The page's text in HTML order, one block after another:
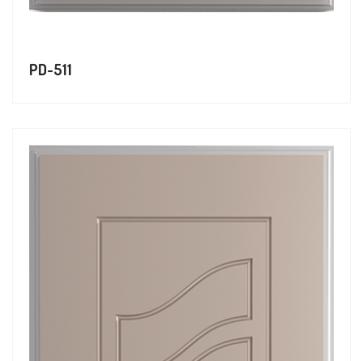
PD-511